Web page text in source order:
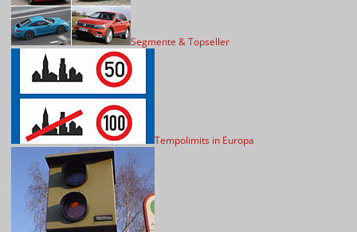
Segmente & Topseller
Tempolimits in Europa